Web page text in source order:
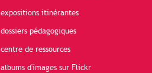
expositions itinérantes
dossiers pédagogiques
centre de ressources
albums d'images sur Flickr